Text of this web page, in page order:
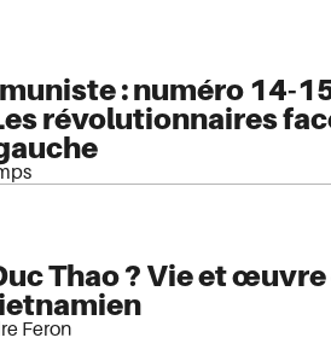
: numéro 14-
révolutionnaires
Thao ? Vie et œuvre
Feron